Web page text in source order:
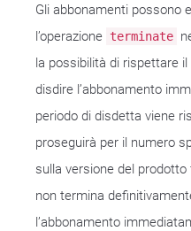
Gli abbonamenti possono
l’operazione terminate
la possibilità di rispettare
disdire l’abbonamento
periodo di disdetta viene
proseguirà per il numero
sulla versione del prodotto
non termina
l’abbonamento